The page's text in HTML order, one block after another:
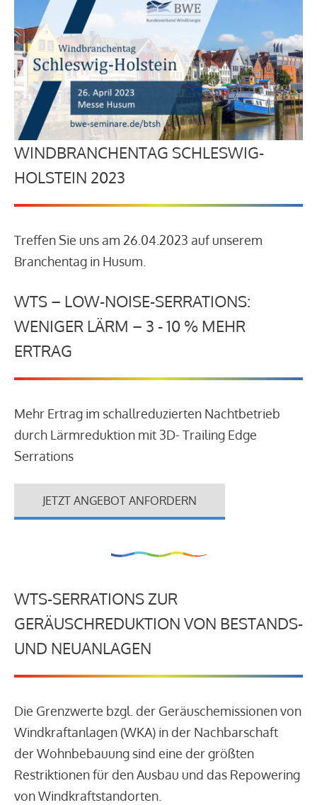
WINDBRANCHENTAG SCHLESWIG-
HOLSTEIN 2023
Treffen Sie uns am 26.04.2023 auf unserem
Branchentag in Husum.
WTS – LOW-NOISE-SERRATIONS:
WENIGER LÄRM – 3 - 10 % MEHR
ERTRAG
Mehr Ertrag im schallreduzierten Nachtbetrieb
durch Lärmreduktion mit 3D- Trailing Edge
Serrations
JETZT ANGEBOT ANFORDERN
WTS-SERRATIONS ZUR
GERÄUSCHREDUKTION VON BESTANDS-
UND NEUANLAGEN
Die Grenzwerte bzgl. der Geräuschemissionen von
Windkraftanlagen (WKA) in der Nachbarschaft
der Wohnbebauung sind eine der größten
Restriktionen für den Ausbau und das Repowering
von Windkraftstandorten.